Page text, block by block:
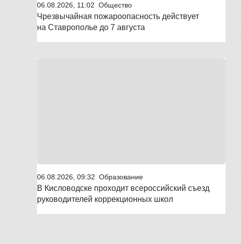
06.08.2026, 11:02 Общество
Чрезвычайная пожароопасность действует
на Ставрополье до 7 августа
06.08.2026, 09:32 Образование
В Кисловодске проходит всероссийский съезд
руководителей коррекционных школ